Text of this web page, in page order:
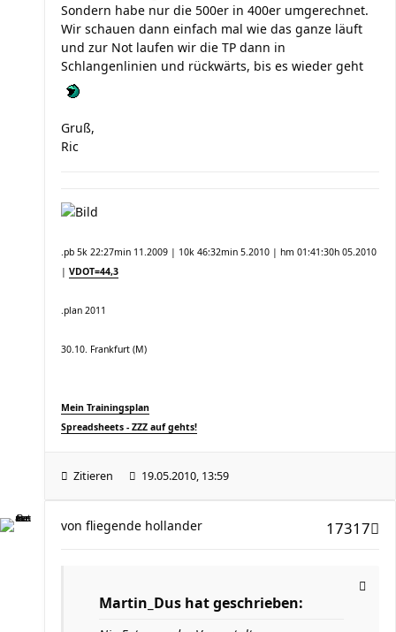
Sondern habe nur die 500er in 400er umgerechnet.
Wir schauen dann einfach mal wie das ganze läuft
und zur Not laufen wir die TP dann in
Schlangenlinien und rückwärts, bis es wieder geht
Gruß,
Ric
.pb 5k 22:27min 11.2009 | 10k 46:32min 5.2010 | hm 01:41:30h 05.2010
| VDOT=44,3
.plan 2011
30.10. Frankfurt (M)
Mein Trainingsplan
Spreadsheets - ZZZ auf gehts!
Zitieren 19.05.2010, 13:59
17317
von fliegende hollander
Martin_Dus hat geschrieben: